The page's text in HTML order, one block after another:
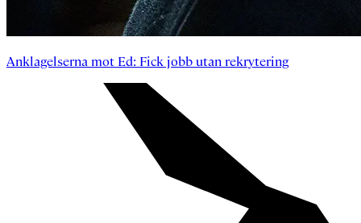
Anklagelserna mot Ed: Fick jobb utan rekrytering